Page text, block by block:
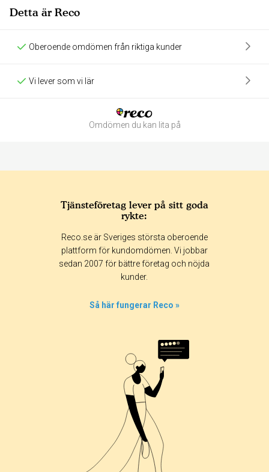
Detta är Reco
Oberoende omdömen från riktiga kunder
Vi lever som vi lär
Omdömen du kan lita på
365 dagar 90 dagar
30 dagar
Tjänsteföretag lever på sitt goda
rykte:
Reco.se är Sveriges största oberoende
plattform för kundomdömen. Vi jobbar
sedan 2007 för bättre företag och nöjda
kunder.
Så här fungerar Reco »